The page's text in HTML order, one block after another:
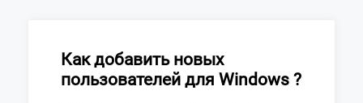
Как добавить новых
пользователей для Windows ?